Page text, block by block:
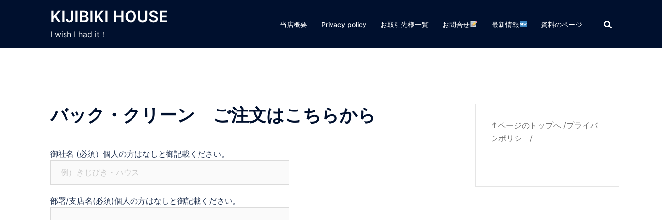
KIJIBIKI HOUSE
I wish I had it！
当店概要 Privacy policy お取引先様一覧 お問合せ 最新情報 資料のページ
バック・クリーン ご注文はこちらから
御社名 (必須）個人の方はなしと御記載ください。
部署/支店名(必須)個人の方はなしと御記載ください。
↑ページのトップへ/プライバ
シポリシー/